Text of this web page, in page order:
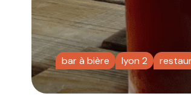
bar à bière lyon 2